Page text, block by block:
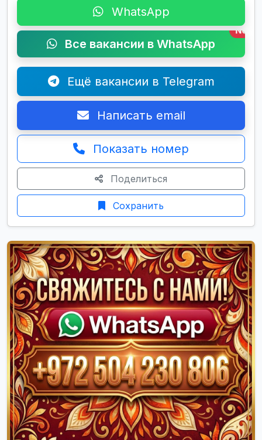
WhatsApp
Все вакансии в WhatsApp
New
Ещё вакансии в Telegram
Написать email
Показать номер
Поделиться
Сохранить